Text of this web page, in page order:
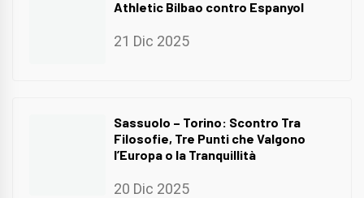
Athletic Bilbao contro Espanyol
21 Dic 2025
Sassuolo – Torino: Scontro Tra
Filosofie, Tre Punti che Valgono
l’Europa o la Tranquillità
20 Dic 2025